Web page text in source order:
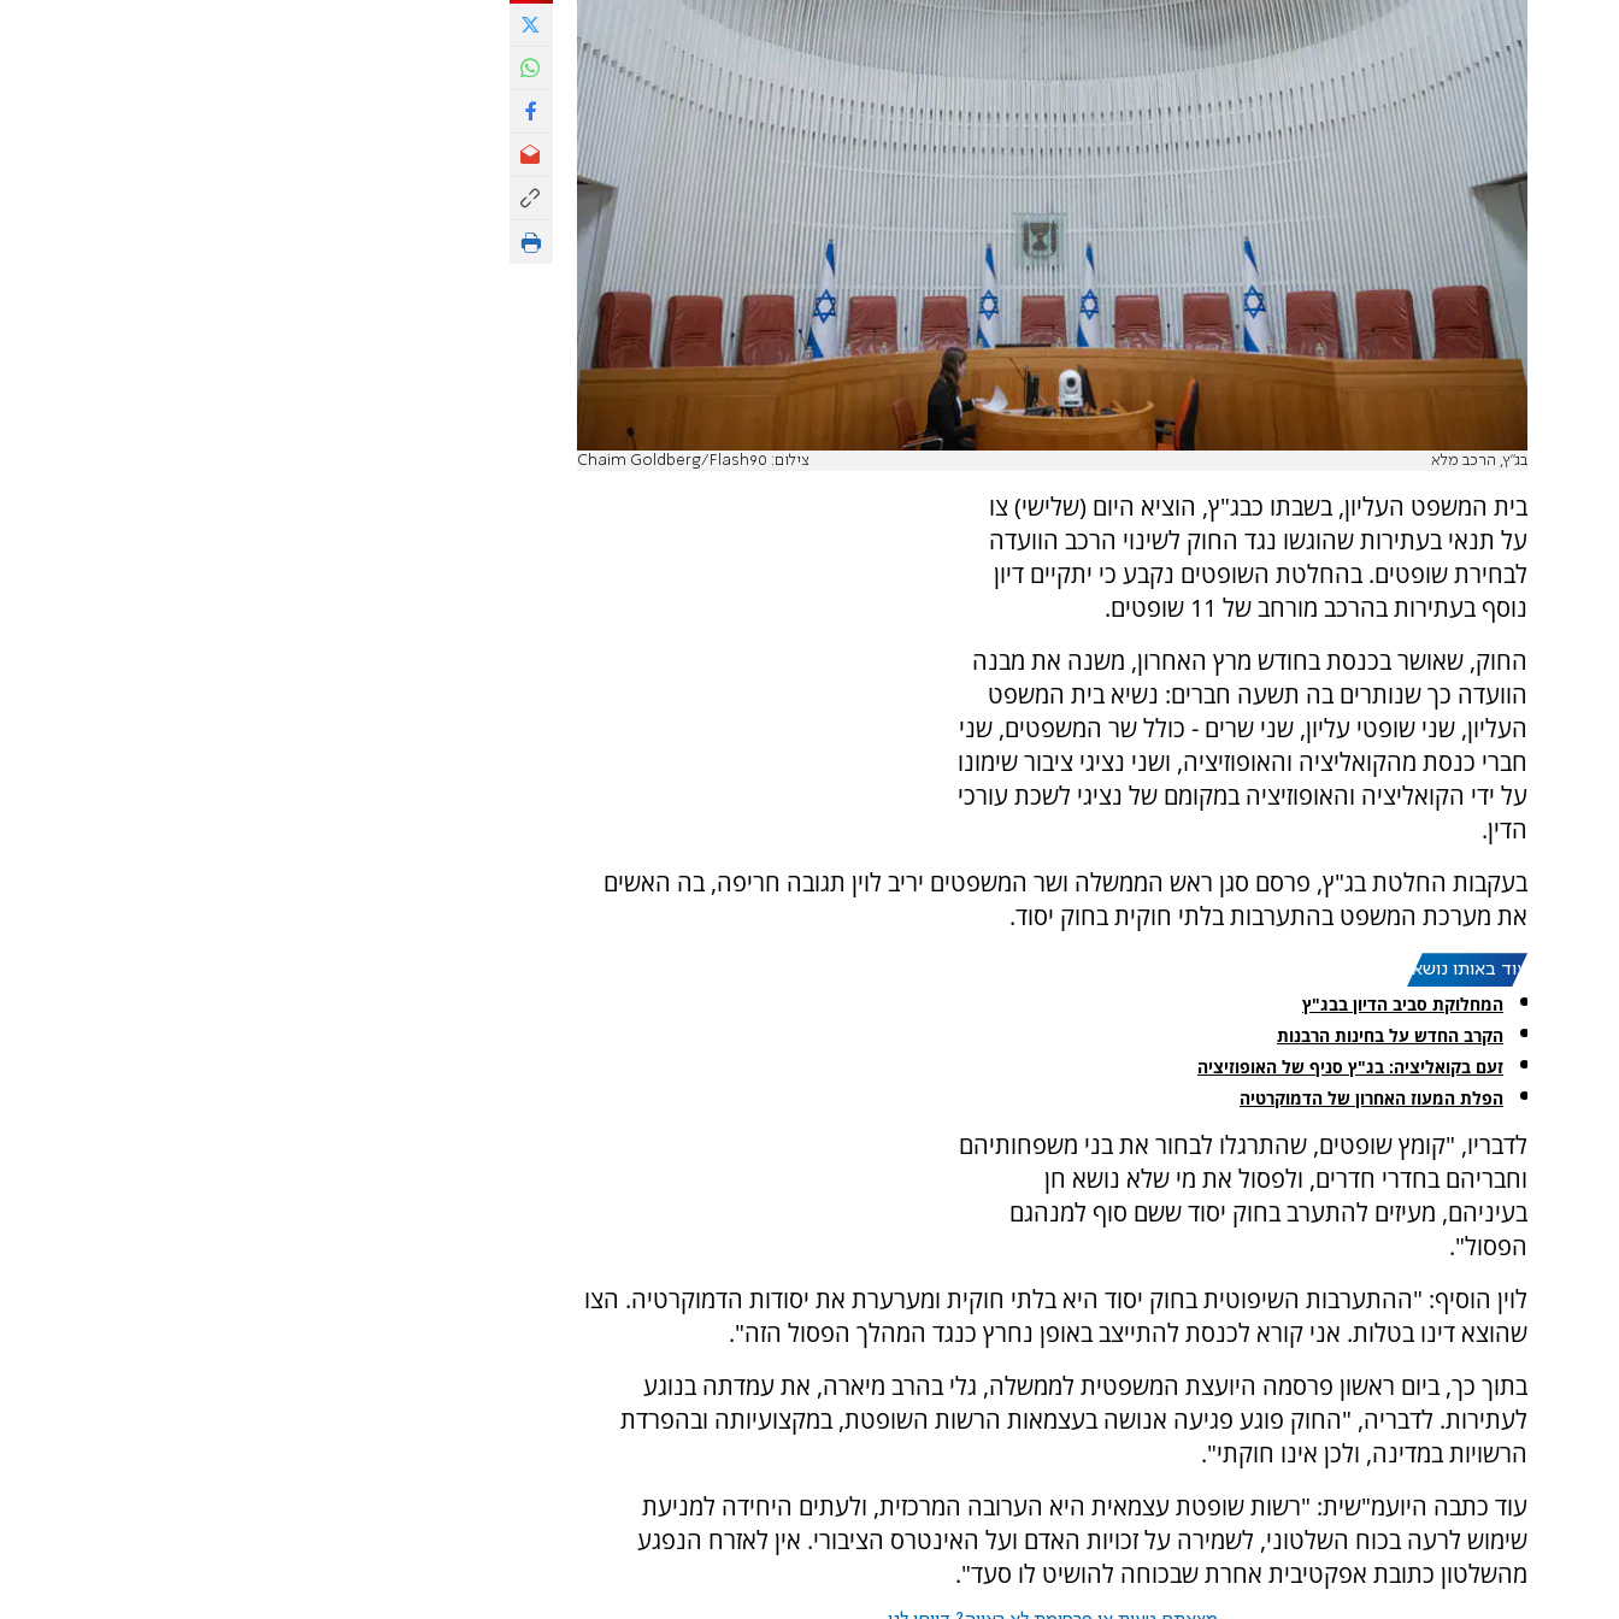
בג"ץ, הרכב מלא צילום: Chaim Goldberg/Flash90
בית המשפט העליון, בשבתו כבג"ץ, הוציא היום (שלישי) צו
על תנאי בעתירות שהוגשו נגד החוק לשינוי הרכב הוועדה
לבחירת שופטים. בהחלטת השופטים נקבע כי יתקיים דיון
נוסף בעתירות בהרכב מורחב של 11 שופטים.
החוק, שאושר בכנסת בחודש מרץ האחרון, משנה את מבנה
הוועדה כך שנותרים בה תשעה חברים: נשיא בית המשפט
העליון, שני שופטי עליון, שני שרים - כולל שר המשפטים, שני
חברי כנסת מהקואליציה והאופוזיציה, ושני נציגי ציבור שימונו
על ידי הקואליציה והאופוזיציה במקומם של נציגי לשכת עורכי
הדין.
בעקבות החלטת בג"ץ, פרסם סגן ראש הממשלה ושר המשפטים יריב לוין תגובה חריפה, בה האשים
את מערכת המשפט בהתערבות בלתי חוקית בחוק יסוד.
עוד באותו נושא:
המחלוקת סביב הדיון בבג"ץ
הקרב החדש על בחינות הרבנות
זעם בקואליציה: בג"ץ סניף של האופוזיציה
הפלת המעוז האחרון של הדמוקרטיה
לדבריו, "קומץ שופטים, שהתרגלו לבחור את בני משפחותיהם
וחבריהם בחדרי חדרים, ולפסול את מי שלא נושא חן
בעיניהם, מעיזים להתערב בחוק יסוד ששם סוף למנהגם
הפסול".
לוין הוסיף: "ההתערבות השיפוטית בחוק יסוד היא בלתי חוקית ומערערת את יסודות הדמוקרטיה. הצו
שהוצא דינו בטלות. אני קורא לכנסת להתייצב באופן נחרץ כנגד המהלך הפסול הזה".
בתוך כך, ביום ראשון פרסמה היועצת המשפטית לממשלה, גלי בהרב מיארה, את עמדתה בנוגע
לעתירות. לדבריה, "החוק פוגע פגיעה אנושה בעצמאות הרשות השופטת, במקצועיותה ובהפרדת
הרשויות במדינה, ולכן אינו חוקתי".
עוד כתבה היועמ"שית: "רשות שופטת עצמאית היא הערובה המרכזית, ולעתים היחידה למניעת
שימוש לרעה בכוח השלטוני, לשמירה על זכויות האדם ועל האינטרס הציבורי. אין לאזרח הנפגע
מהשלטון כתובת אפקטיבית אחרת שבכוחה להושיט לו סעד".